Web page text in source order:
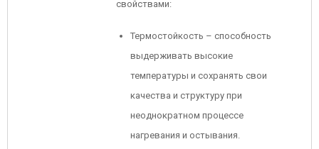
свойствами:
Термостойкость – способность
выдерживать высокие
температуры и сохранять свои
качества и структуру при
неоднократном процессе
нагревания и остывания.